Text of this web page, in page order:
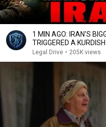
1 MIN AGO: IRAN'S
TRIGGERED A
Legal Drive • 205K views